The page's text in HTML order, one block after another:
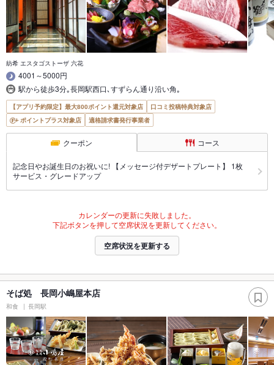
紡希 エスタゴストーザ 六花
4001～5000円
駅から徒歩3分｡長岡駅西口､すずらん通り沿い角｡
【アプリ予約限定】最大800ポイント還元対象店
口コミ投稿特典対象店
ポイントプラス対象店
適格請求書発行事業者
クーポン コース
記念日やお誕生日のお祝いに! 【メッセージ付デザートプレート】 1枚
サービス・グレードアップ
カレンダーの更新に失敗しました。
下記ボタンを押して空席状況を更新してください。
空席状況を更新する
そば処 長岡小嶋屋本店
和食 長岡駅